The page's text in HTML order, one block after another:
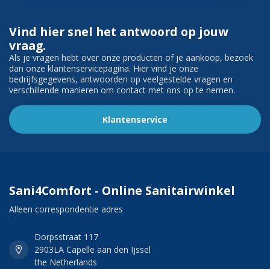
Vind hier snel het antwoord op jouw
vraag.
Als je vragen hebt over onze producten of je aankoop, bezoek
dan onze klantenservicepagina. Hier vind je onze
bedrijfsgegevens, antwoorden op veelgestelde vragen en
verschillende manieren om contact met ons op te nemen.
Klantenservice
Sani4Comfort - Online Sanitairwinkel
Alleen correspondentie adres
Dorpsstraat 117
2903LA Capelle aan den Ijssel
the Netherlands